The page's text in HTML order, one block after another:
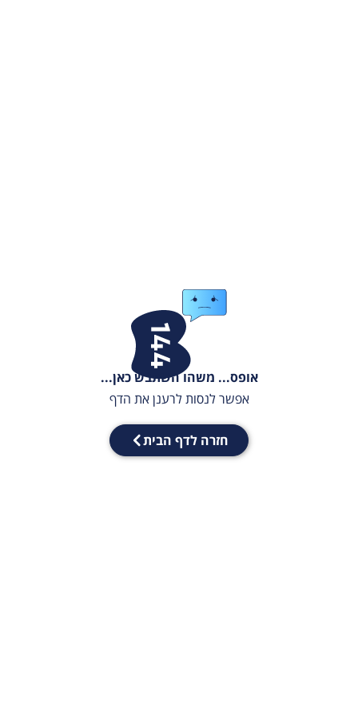
אופס... משהו השתבש כאן...
אפשר לנסות לרענן את הדף
חזרה לדף הבית